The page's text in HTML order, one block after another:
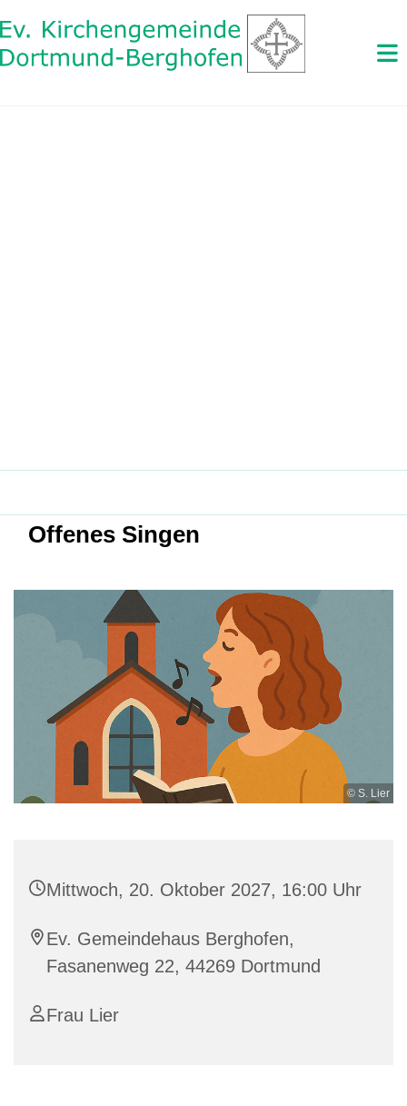
Offenes Singen
© S. Lier
Mittwoch, 20. Oktober 2027, 16:00 Uhr
Ev. Gemeindehaus Berghofen,
Fasanenweg 22, 44269 Dortmund
Frau Lier